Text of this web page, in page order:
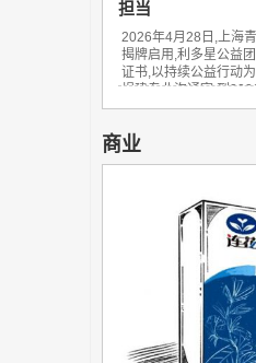
担当
2026年4月28日,上海
揭牌启用,利多星公益
证书,以持续公益行动
捐建专业沟通室,到
商业